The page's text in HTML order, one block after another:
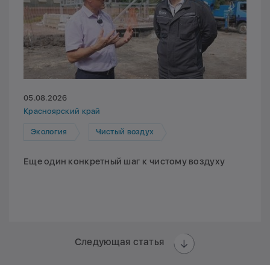
05.08.2026
Красноярский край
Экология Чистый воздух
Еще один конкретный шаг к чистому воздуху
Следующая статья